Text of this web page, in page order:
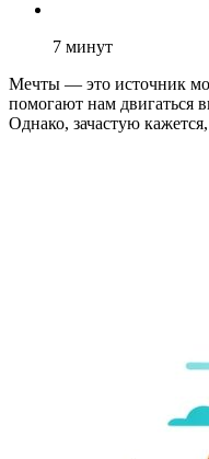
7 минут
Мечты — это источник
помогают нам двигаться
Однако, зачастую